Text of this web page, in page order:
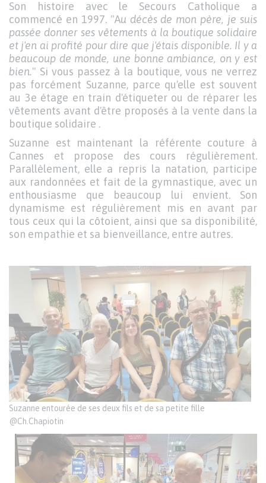
Son histoire avec le Secours Catholique a
commencé en 1997. "Au décès de mon père, je suis
passée donner ses vêtements à la boutique solidaire
et j'en ai profité pour dire que j'étais disponible. Il y a
beaucoup de monde, une bonne ambiance, on y est
bien." Si vous passez à la boutique, vous ne verrez
pas forcément Suzanne, parce qu'elle est souvent
au 3e étage en train d'étiqueter ou de réparer les
vêtements avant d'être proposés à la vente dans la
boutique solidaire .
Suzanne est maintenant la référente couture à
Cannes et propose des cours régulièrement.
Parallèlement, elle a repris la natation, participe
aux randonnées et fait de la gymnastique, avec un
enthousiasme que beaucoup lui envient. Son
dynamisme est régulièrement mis en avant par
tous ceux qui la côtoient, ainsi que sa disponibilité,
son empathie et sa bienveillance, entre autres.
Suzanne entourée de ses deux fils et de sa petite fille
@Ch.Chapiotin